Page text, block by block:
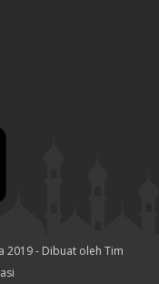
2019 - Dibuat oleh Tim